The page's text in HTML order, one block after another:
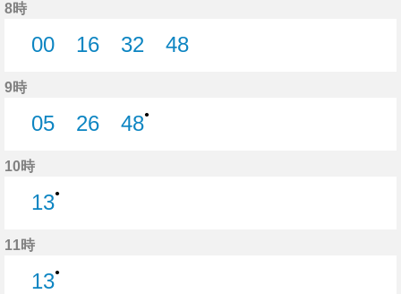
8時
00
16
32
48
9時
05
26
48●
10時
13●
11時
13●